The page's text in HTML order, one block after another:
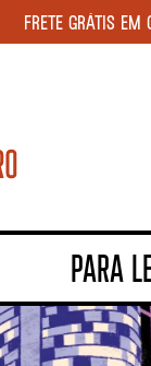
FRETE GRÁTIS
PARA